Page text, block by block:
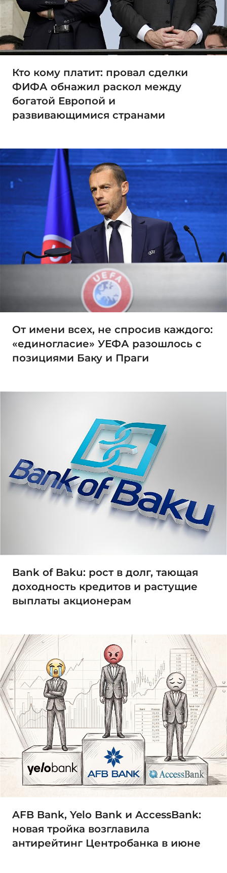
Кто кому платит: провал сделки
ФИФА обнажил раскол между
богатой Европой и
развивающимися странами
От имени всех, не спросив каждого:
«единогласие» УЕФА разошлось с
позициями Баку и Праги
Bank of Baku: рост в долг, тающая
доходность кредитов и растущие
выплаты акционерам
AFB Bank, Yelo Bank и AccessBank:
новая тройка возглавила
антирейтинг Центробанка в июне